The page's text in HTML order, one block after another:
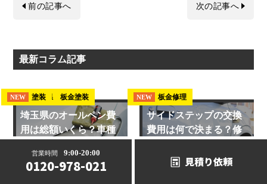
前の記事へ 次の記事へ
最新コラム記事
NEW 埼玉県 板金塗装
NEW 塗装
埼玉県のオールペン費
用は総額いくら？車種
選...
NEW 板金修理
サイドステップの交換
費用は何で決まる？修
営業時間 9:00-20:00
0120-978-021 見積り依頼